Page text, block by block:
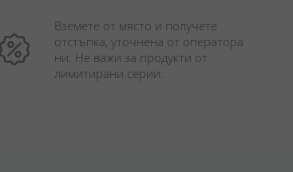
Вземете от място и получете
отстъпка, уточнена от оператора
ни. Не важи за продукти от
лимитирани серии.